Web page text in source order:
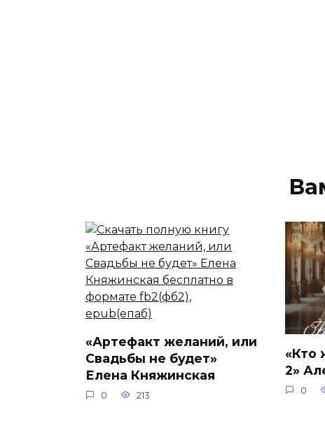
«Артефакт желаний, или
Свадьбы не будет»
Елена Княжинская
0 213
«Кто
2»
0